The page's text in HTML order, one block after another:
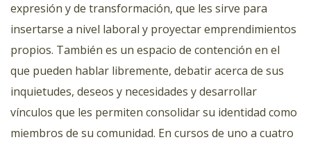
expresión y de transformación, que les sirve para
insertarse a nivel laboral y proyectar emprendimientos
propios. También es un espacio de contención en el
que pueden hablar libremente, debatir acerca de sus
inquietudes, deseos y necesidades y desarrollar
vínculos que les permiten consolidar su identidad como
miembros de su comunidad. En cursos de uno a cuatro